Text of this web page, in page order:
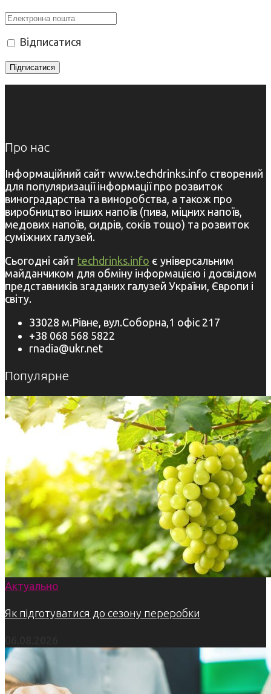
Відписатися
Про нас
Інформаційний сайт www.techdrinks.info створений
для популяризації інформації про розвиток
виноградарства та виноробства, а також про
виробництво інших напоїв (пива, міцних напоїв,
медових напоїв, сидрів, соків тощо) та розвиток
суміжних галузей.
Сьогодні сайт techdrinks.info є універсальним
майданчиком для обміну інформацією і досвідом
представників згаданих галузей України, Європи і
світу.
33028 м.Рівне, вул.Соборна,1 офіс 217
+38 068 568 5822
rnadia@ukr.net
Популярне
Актуально
Як підготуватися до сезону переробки